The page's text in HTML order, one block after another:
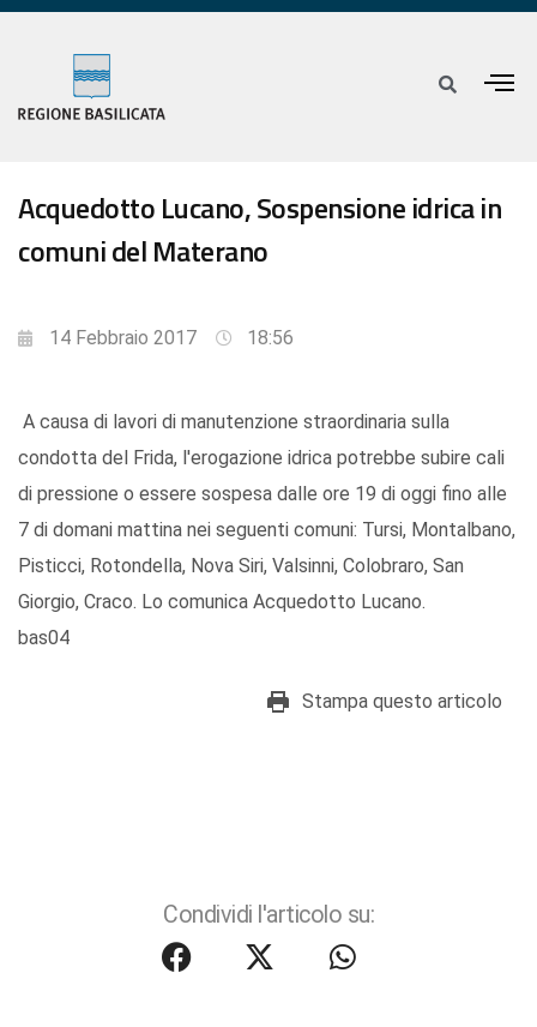
Acquedotto Lucano, Sospensione idrica in
comuni del Materano
14 Febbraio 2017 18:56
A causa di lavori di manutenzione straordinaria sulla
condotta del Frida, l'erogazione idrica potrebbe subire cali
di pressione o essere sospesa dalle ore 19 di oggi fino alle
7 di domani mattina nei seguenti comuni: Tursi, Montalbano,
Pisticci, Rotondella, Nova Siri, Valsinni, Colobraro, San
Giorgio, Craco. Lo comunica Acquedotto Lucano.
bas04
Stampa questo articolo
Condividi l'articolo su: